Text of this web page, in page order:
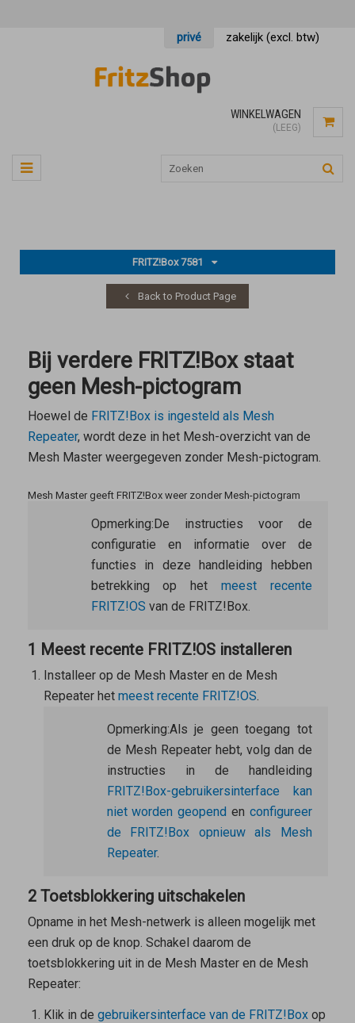
privé zakelijk (excl. btw)
WINKELWAGEN
(LEEG)
FRITZ!Box 7581
Back to Product Page
Bij verdere FRITZ!Box staat
geen Mesh-pictogram
Hoewel de FRITZ!Box is ingesteld als Mesh
Repeater, wordt deze in het Mesh-overzicht van de
Mesh Masterweergegeven zonder Mesh-pictogram
Mesh Master geeft FRITZ!Box weer zonder Mesh-pictogram
Opmerking: De instructies voor de
configuratie en informatie over de
functies in deze handleiding hebben
betrekking op het meest recente
FRITZ!OS van de FRITZ!Box.
1 Meest recente FRITZ!OS installeren
Installeer op de Mesh Masteren de Mesh
Repeaterhet meest recente FRITZ!OS.
Opmerking:Als je geen toegang tot
de Mesh Repeaterhebt, volg dan de
instructies in de handleiding
FRITZ!Box-gebruikersinterface kan
niet worden geopend en configureer
de FRITZ!Box opnieuw als Mesh
Repeater.
2 Toetsblokkering uitschakelen
Opname in het Mesh-netwerk is alleen mogelijk met
een druk op de knop. Schakel daarom de
toetsblokkering uit in de Mesh Masteren de Mesh
Repeater:
Klik in de gebruikersinterface van de FRITZ!Boxop